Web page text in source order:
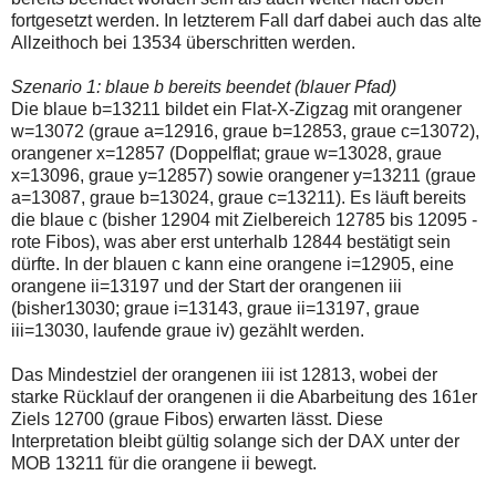
zur
Lösung
des
die
Post
auch
auf
der
Plattform
wallstreet-
online.de
verfügbar.
fortgesetzt werden. In letzterem Fall darf dabei auch das alte
Allzeithoch bei 13534 überschritten werden.
Szenario 1: blaue b bereits beendet (blauer Pfad)
Die blaue b=13211 bildet ein Flat-X-Zigzag mit orangener
w=13072 (graue a=12916, graue b=12853, graue c=13072),
orangener x=12857 (Doppelflat; graue w=13028, graue
x=13096, graue y=12857) sowie orangener y=13211 (graue
a=13087, graue b=13024, graue c=13211). Es läuft bereits
die blaue c (bisher 12904 mit Zielbereich 12785 bis 12095 -
rote Fibos), was aber erst unterhalb 12844 bestätigt sein
dürfte. In der blauen c kann eine orangene i=12905, eine
orangene ii=13197 und der Start der orangenen iii
(bisher13030; graue i=13143, graue ii=13197, graue
iii=13030, laufende graue iv) gezählt werden.
Das Mindestziel der orangenen iii ist 12813, wobei der
starke Rücklauf der orangenen ii die Abarbeitung des 161er
Ziels 12700 (graue Fibos) erwarten lässt. Diese
Interpretation bleibt gültig solange sich der DAX unter der
MOB 13211 für die orangene ii bewegt.